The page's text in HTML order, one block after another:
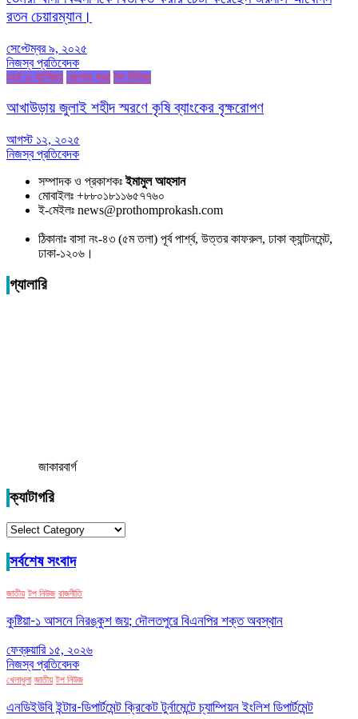
রতন চেয়ারম্যান।
সেপ্টেম্বর ৯, ২০২৫
নিজস্ব প্রতিবেদক
অর্থ ও বাণিজ্য জেলার খবর টপ নিউজ
আখাউড়ায় জুলাই শহীদ স্মরণে কৃষি ব্যাংকের বৃক্ষরোপণ
আগস্ট ১২, ২০২৫
নিজস্ব প্রতিবেদক
সম্পাদক ও প্রকাশকঃইমামুল আহসান
মোবাইলঃ +৮৮০১৮১১৬৫৭৭৬০
ই-মেইলঃ news@prothomprokash.com
ঠিকানাঃ বাসা নং-৪৩ (৫ম তলা) পূর্ব পার্শ্ব, উত্তর কাফরুল, ঢাকা ক্যান্টনমেন্ট,
ঢাকা-১২০৬।
গ্যালারি
জাকারবার্গ
ক্যাটাগরি
ক্যাটাগরি
সর্বশেষ সংবাদ
জাতীয় টপ নিউজ রাজনীতি
কুষ্টিয়া-১ আসনে নিরঙ্কুশ জয়; দৌলতপুরে বিএনপির শক্ত অবস্থান
ফেব্রুয়ারি ১৫, ২০২৬
নিজস্ব প্রতিবেদক
খেলাধুলা জাতীয় টপ নিউজ
এনডিইউবি ইন্টার-ডিপার্টমেন্ট ক্রিকেট টুর্নামেন্টে চ্যাম্পিয়ন ইংলিশ ডিপার্টমেন্ট